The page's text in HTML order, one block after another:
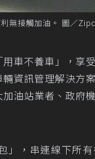
無接觸加油。 圖／
車不養車」，享
資訊管理解決方
油站業者、政府
」，串連線下所